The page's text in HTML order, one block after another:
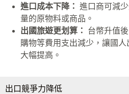
進口成本下降： 進口商可減
量的原物料或商品。
出國旅遊更划算：
台幣升值
購物等費用支出減少，讓國
大幅提高。
出口競爭力降低